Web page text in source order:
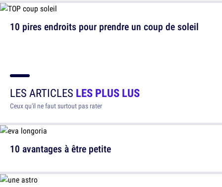
10 pires endroits pour prendre un coup de soleil
LES ARTICLES LES PLUS LUS
Ceux qu'il ne faut surtout pas rater
10 avantages à être petite